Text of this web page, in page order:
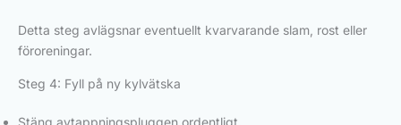
Detta steg avlägsnar eventuellt kvarvarande slam, rost eller
föroreningar.
Steg 4: Fyll på ny kylvätska
Stäng avtappningspluggen ordentligt.